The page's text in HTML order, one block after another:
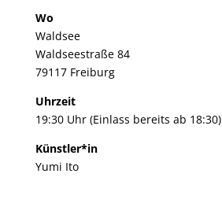
Wo
Waldsee
Waldseestraße 84
79117 Freiburg
Uhrzeit
19:30 Uhr (Einlass bereits ab 18:30)
Künstler*in
Yumi Ito